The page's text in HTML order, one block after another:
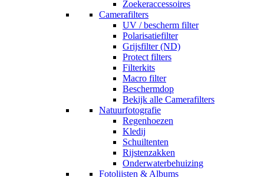
Zoekeraccessoires
Camerafilters
UV / bescherm filter
Polarisatiefilter
Grijsfilter (ND)
Protect filters
Filterkits
Macro filter
Beschermdop
Bekijk alle Camerafilters
Natuurfotografie
Regenhoezen
Kledij
Schuiltenten
Rijstenzakken
Onderwaterbehuizing
Fotolijsten & Albums